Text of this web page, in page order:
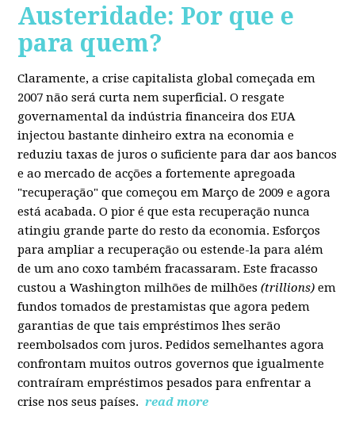
Austeridade: Por que e
para quem?
Claramente, a crise capitalista global começada em
2007 não será curta nem superficial. O resgate
governamental da indústria financeira dos EUA
injectou bastante dinheiro extra na economia e
reduziu taxas de juros o suficiente para dar aos bancos
e ao mercado de acções a fortemente apregoada
"recuperação" que começou em Março de 2009 e agora
está acabada. O pior é que esta recuperação nunca
atingiu grande parte do resto da economia. Esforços
para ampliar a recuperação ou estende-la para além
de um ano coxo também fracassaram. Este fracasso
custou a Washington milhões de milhões(trillions) em
fundos tomados de prestamistas que agora pedem
garantias de que tais empréstimos lhes serão
reembolsados com juros. Pedidos semelhantes agora
confrontam muitos outros governos que igualmente
contraíram empréstimos pesados para enfrentar a
crise nos seus países. read more